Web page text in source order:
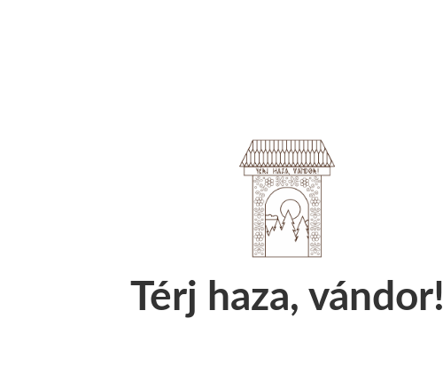
Térj haza, vándor!